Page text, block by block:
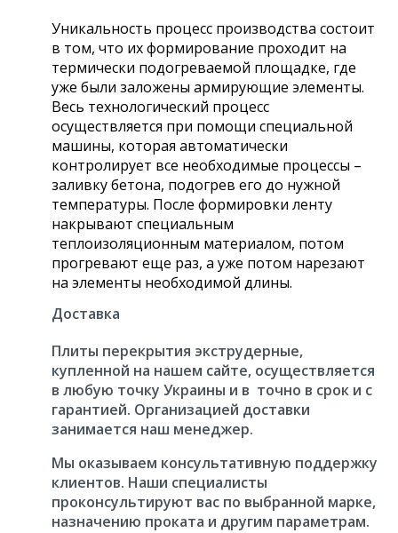
Уникальность процесс производства состоит
в том, что их формирование проходит на
термически подогреваемой площадке, где
уже были заложены армирующие элементы.
Весь технологический процесс
осуществляется при помощи специальной
машины, которая автоматически
контролирует все необходимые процессы –
заливку бетона, подогрев его до нужной
температуры. После формировки ленту
накрывают специальным
теплоизоляционным материалом, потом
прогревают еще раз, а уже потом нарезают
на элементы необходимой длины.
Доставка
Плиты перекрытия экструдерные,
купленной на нашем сайте, осуществляется
в любую точку Украины и в точно в срок и с
гарантией. Организацией доставки
занимается наш менеджер.
Мы оказываем консультативную поддержку
клиентов. Наши специалисты
проконсультируют вас по выбранной марке,
назначению проката и другим параметрам.